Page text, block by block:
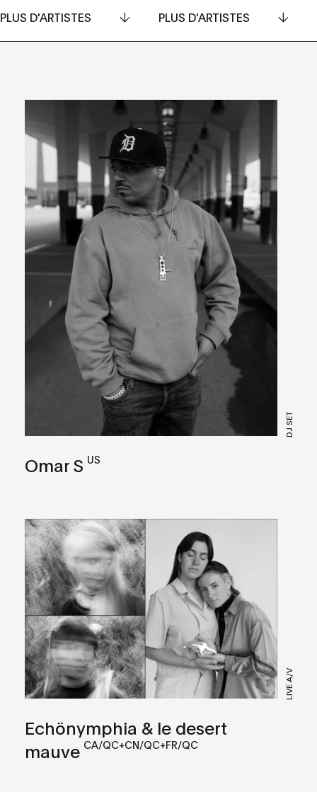
PLUS D'ARTISTES PLUS D'ARTISTES
DJ SET
Omar S US
LIVE A/V
Echönymphia & le desert
mauve CA/QC+CN/QC+FR/QC